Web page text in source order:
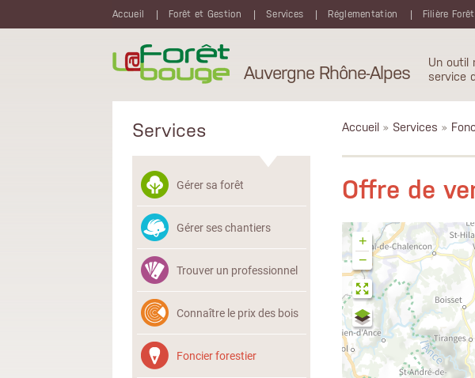
Accueil
Forêt et Gestion Services Réglementation Filière
Auvergne Rhône-Alpes
Un outil
service
Services
Gérer sa forêt
Gérer ses chantiers
Trouver un professionnel
Connaître le prix des bois
Foncier forestier
Accueil » Services »
Offre de
+
−